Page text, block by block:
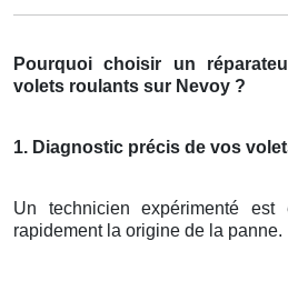
Pourquoi choisir un
volets roulants sur Nevoy ?
1. Diagnostic précis de vos
Un technicien expérimenté
rapidement la origine de la panne.